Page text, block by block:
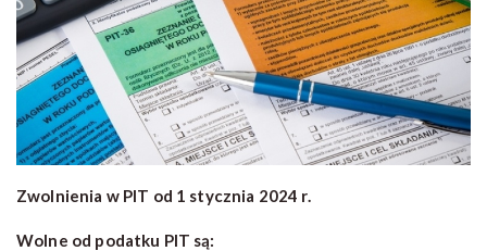
Zwolnienia w PIT od 1 stycznia 2024 r.
Wolne od podatku PIT są: